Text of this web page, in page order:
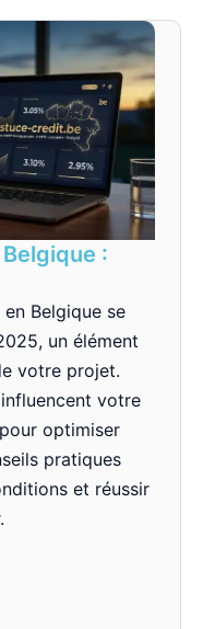
:
Belgique se
un élément
votre projet.
votre
optimiser
pratiques
et réussir